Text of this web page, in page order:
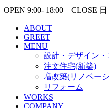
OPEN 9:00- 18:00 CLOSE 日
ABOUT
GREET
MENU
設計・デザイン・
注文住宅(新築)
増改築(リノベー
リフォーム
WORKS
COMPANY